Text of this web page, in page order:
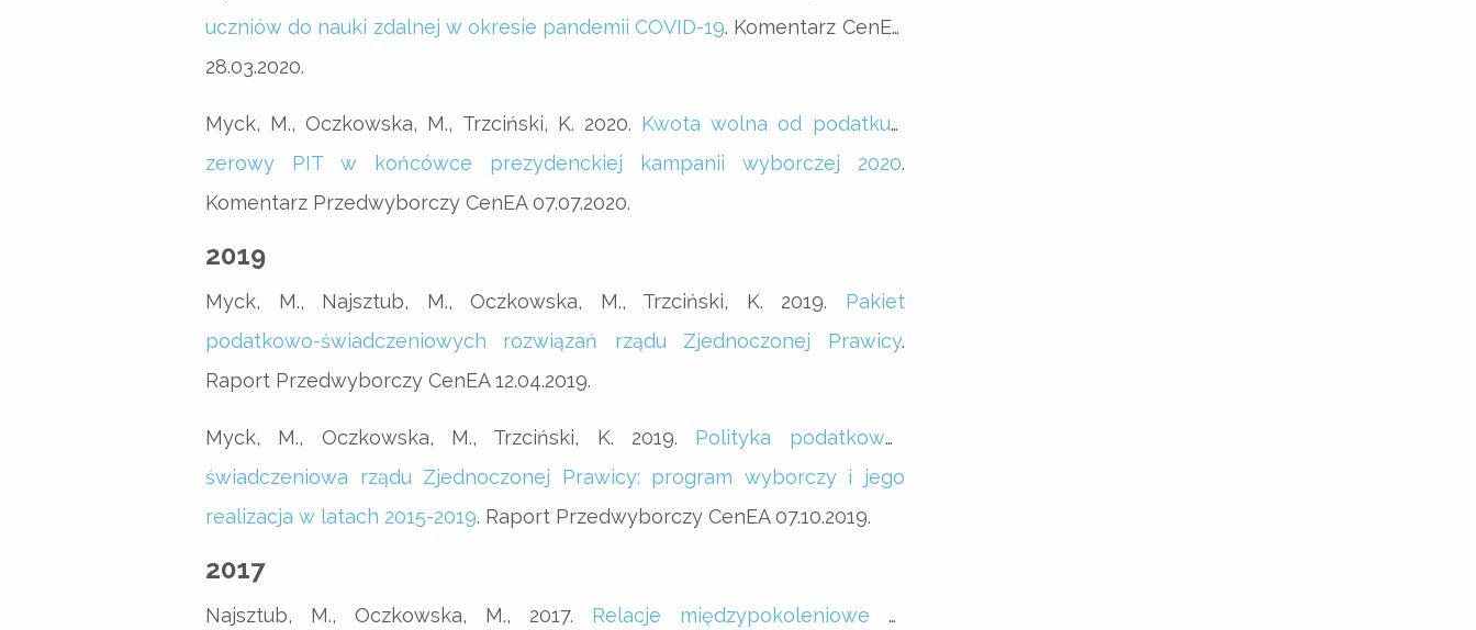
uczniów do nauki zdalnej w okresie pandemii COVID-19. Komentarz CenEA
28.03.2020.
Myck, M., Oczkowska, M., Trzciński, K. 2020. Kwota wolna od podatku i
zerowy PIT w końcówce prezydenckiej kampanii wyborczej 2020.
Komentarz Przedwyborczy CenEA 07.07.2020.
2019
Myck, M., Najsztub, M., Oczkowska, M., Trzciński, K. 2019. Pakiet
podatkowo-świadczeniowych rozwiązań rządu Zjednoczonej Prawicy.
Raport Przedwyborczy CenEA 12.04.2019.
Myck, M., Oczkowska, M., Trzciński, K. 2019. Polityka podatkowo-
świadczeniowa rządu Zjednoczonej Prawicy: program wyborczy i jego
realizacja w latach 2015-2019. Raport Przedwyborczy CenEA 07.10.2019.
2017
Najsztub, M., Oczkowska, M., 2017. Relacje międzypokoleniowe w